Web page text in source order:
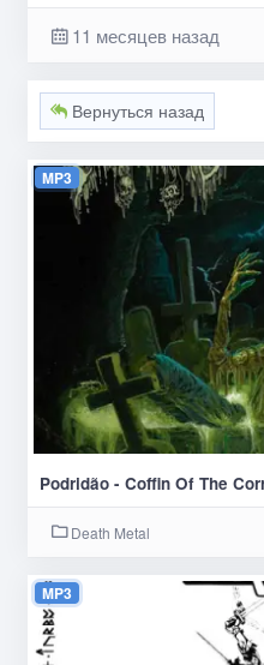
11 месяцев назад
Вернуться назад
MP3
Podridão - Coffin Of The
Death Metal
MP3